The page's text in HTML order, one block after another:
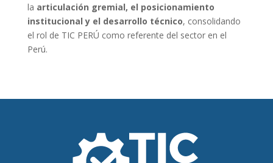
la articulación gremial, el posicionamiento
institucional y el desarrollo técnico, consolidando
el rol de TIC PERÚ como referente del sector en el
Perú.